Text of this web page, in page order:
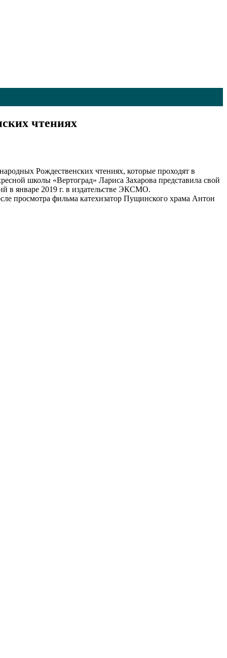
чтениях
Рождественских чтениях, которые проходят в
школы «Вертоград» Лариса Захарова представила свой
в январе 2019 г. в издательстве ЭКСМО.
просмотра фильма катехизатор Пущинского храма Антон